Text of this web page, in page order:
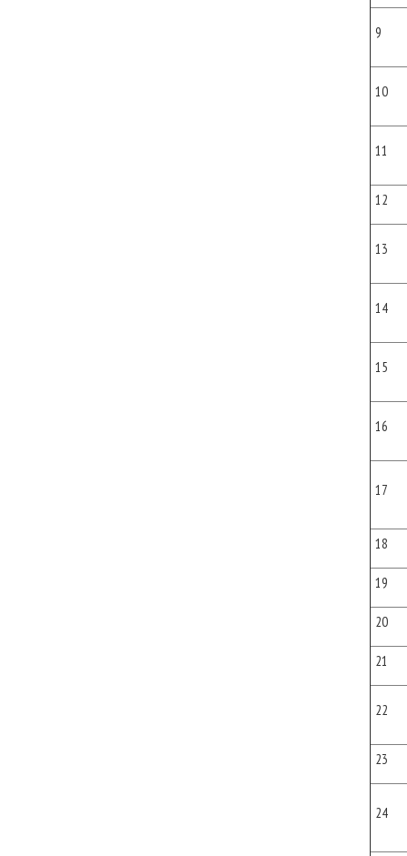
9
10
11
12
13
14
15
16
17
18
19
20
21
22
23
24